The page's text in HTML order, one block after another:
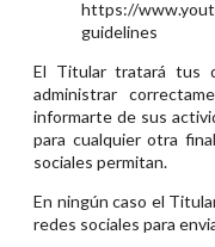
https://
guidelines
El Titular tratará tus
administrar
informarte de sus
para cualquier otra
sociales permitan.
En ningún caso el
redes sociales para